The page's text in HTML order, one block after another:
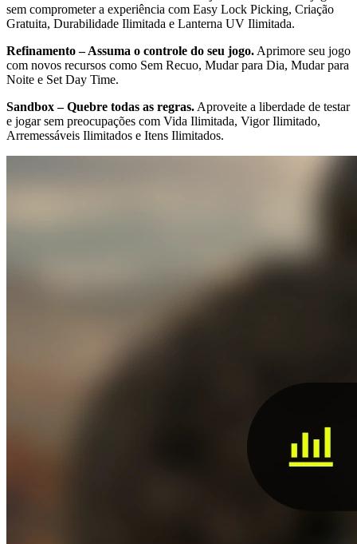
sem comprometer a experiência com Easy Lock Picking, Criação
Gratuita, Durabilidade Ilimitada e Lanterna UV Ilimitada.
Refinamento – Assuma o controle do seu jogo. Aprimore seu jogo
com novos recursos como Sem Recuo, Mudar para Dia, Mudar para
Noite e Set Day Time.
Sandbox – Quebre todas as regras. Aproveite a liberdade de testar
e jogar sem preocupações com Vida Ilimitada, Vigor Ilimitado,
Arremessáveis Ilimitados e Itens Ilimitados.